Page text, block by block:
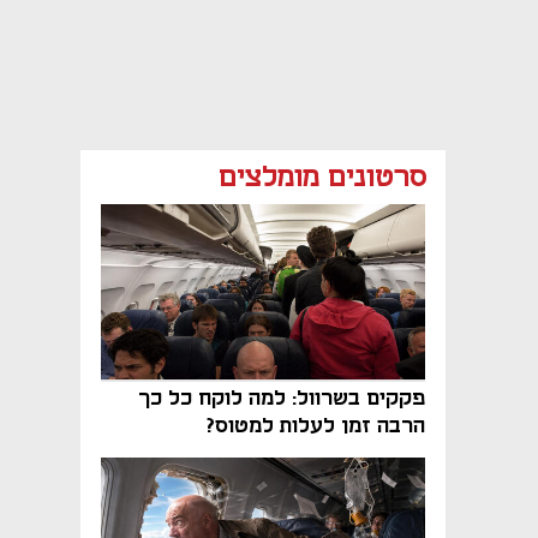
סרטונים מומלצים
פקקים בשרוול: למה לוקח כל כך
הרבה זמן לעלות למטוס?